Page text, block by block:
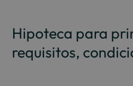
Hipoteca para
requisitos,